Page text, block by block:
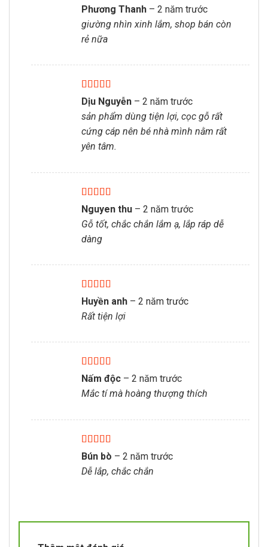
Được xếp
hạng55 sao
Phương Thanh – 2 năm trước
giường nhìn xinh lắm, shop bán còn
rẻ nữa
Được xếp
hạng55 sao
Dịu Nguyễn – 2 năm trước
sản phẩm dùng tiện lợi, cọc gỗ rất
cứng cáp nên bé nhà mình nằm rất
yên tâm.
Được xếp
hạng55 sao
Nguyen thu – 2 năm trước
Gỗ tốt, chắc chắn lắm ạ, lắp ráp dễ
dàng
Được xếp
hạng55 sao
Huyền anh – 2 năm trước
Rất tiện lợi
Được xếp
hạng 55 sao
Nấm độc – 2 năm trước
Mắc tí mà hoàng thượng thích
Được xếp
hạng5 5 sao
Bún bò – 2 năm trước
Dễ lắp, chắc chắn